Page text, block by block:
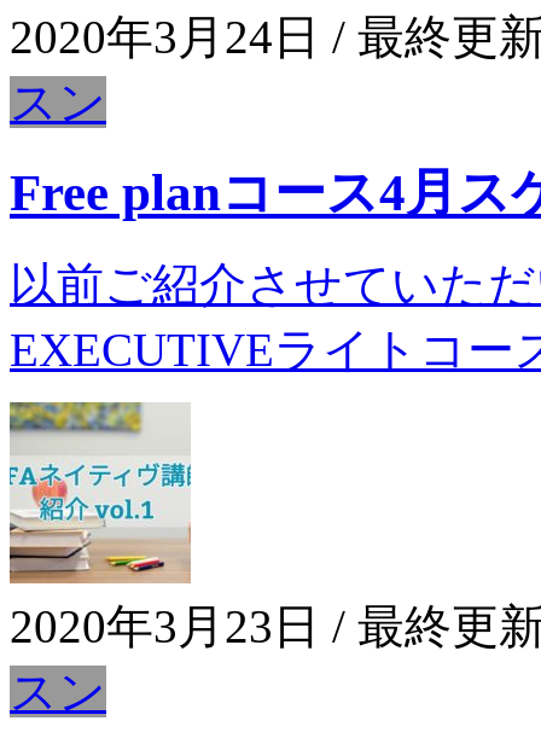
2020年3月24日 / 最終更
スン
Free planコース4月ス
以前ご紹介させていた
EXECUTIVEライトコ
2020年3月23日 / 最終更
スン